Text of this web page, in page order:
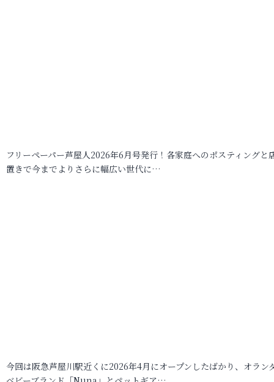
フリーペーパー芦屋人2026年6月号発行！各家庭へのポスティングと
置きで今までよりさらに幅広い世代に…
今回は阪急芦屋川駅近くに2026年4月にオープンしたばかり、オラン